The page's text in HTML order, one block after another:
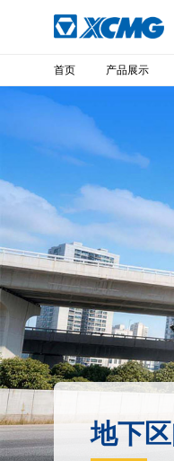
首页 产品展示
地下